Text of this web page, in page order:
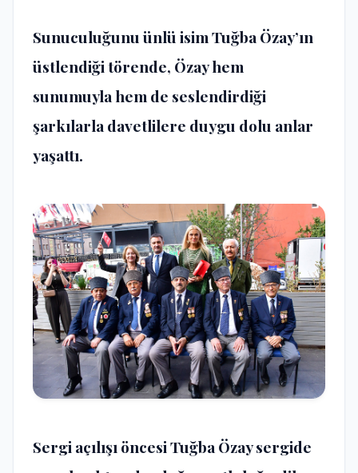
Sunuculuğunu ünlü isim Tuğba Özay’ın
üstlendiği törende, Özay hem
sunumuyla hem de seslendirdiği
şarkılarla davetlilere duygu dolu anlar
yaşattı.
Sergi açılışı öncesi Tuğba Özay sergide